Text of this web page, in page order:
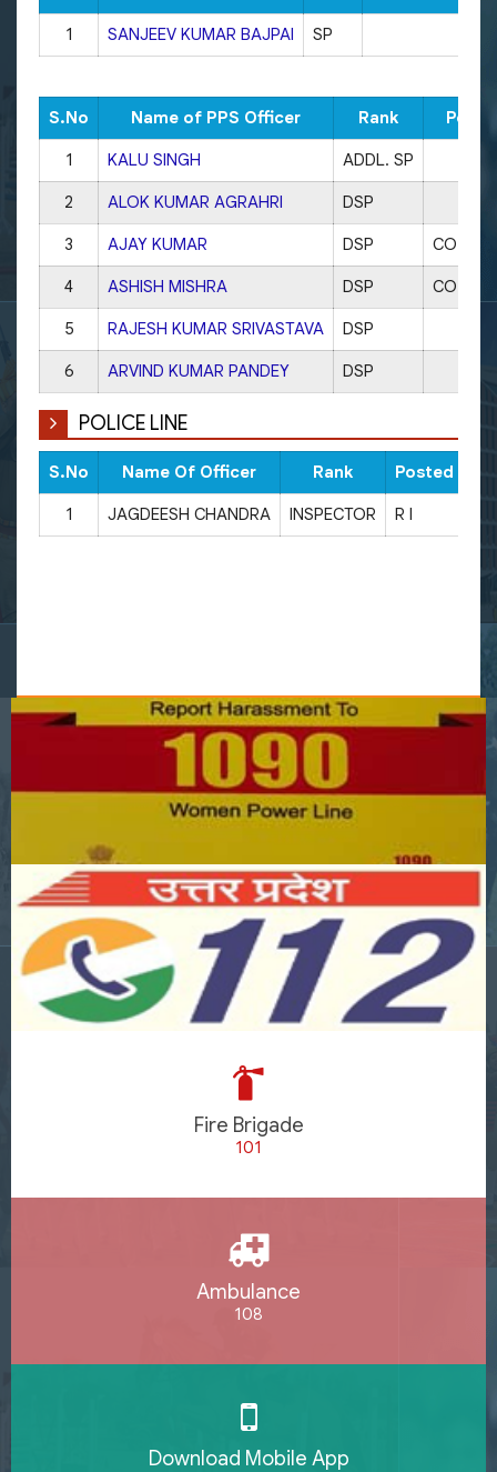
1 SANJEEV KUMAR BAJPAI SP
S.No Name of PPS Officer Rank
1 KALU SINGH ADDL. SP
2 ALOK KUMAR AGRAHRI DSP
3 AJAY KUMAR DSP CO PALI
4 ASHISH MISHRA DSP CO
5 RAJESH KUMAR SRIVASTAVA DSP
6 ARVIND KUMAR PANDEY DSP
POLICE LINE
S.No Name Of Officer Rank Posted as
1 JAGDEESH CHANDRA INSPECTOR R I
Fire Brigade
101
Ambulance
108
Download Mobile App